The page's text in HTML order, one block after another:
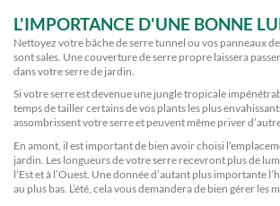
L'IMPORTANCE D'UNE BONNE
Nettoyez votre bâche de serre tunnel ou vos panneaux
sont sales. Une couverture de serre propre laissera
dans votre serre de jardin.
Si votre serre est devenue une jungle tropicale
temps de tailler certains de vos plants les plus
assombrissent votre serre et peuvent même priver
En amont, il est important de bien avoir choisi
jardin. Les longueurs de votre serre recevront plus de
l’Est et à l’Ouest. Une donnée d’autant plus importante
au plus bas. L’été, cela vous demandera de bien gérer les